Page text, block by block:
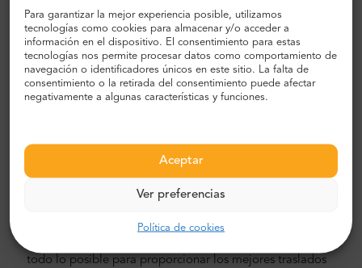
Para garantizar la mejor experiencia posible, utilizamos
tecnologías como cookies para almacenar y/o acceder a
información en el dispositivo. El consentimiento para estas
tecnologías nos permite procesar datos como comportamiento de
navegación o identificadores únicos en este sitio. La falta de
consentimiento o la retirada del consentimiento puede afectar
negativamente a algunas características y funciones.
Aceptar
Ver preferencias
Política de cookies
puede completar el pago por adelantado a través de
PayPal o tarjeta de crédito.
Tripadvisor reconoció Szczecin Airport
Transfers
estancia en Szczecin. Muchos de ellos han compartido su
recibir el Certificado de Excelencia de Tripadvisor
críticas positivas y muchos clientes que regresan. Para
todo lo posible para proporcionar los mejores traslados